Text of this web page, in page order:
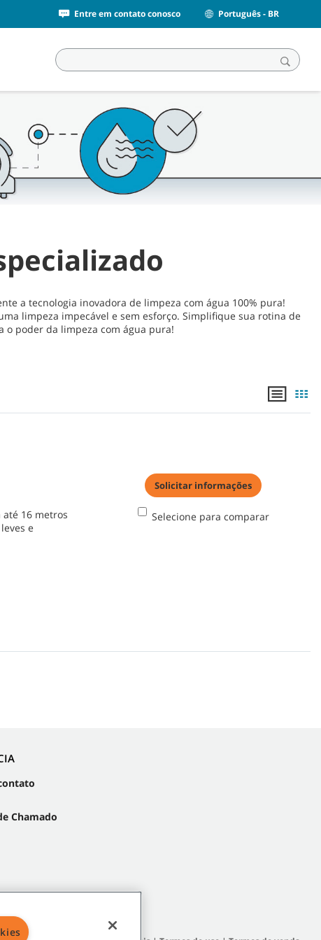
Entre em contato conosco Português - BR
a tecnologia inovadora de limpeza com água 100% pura!
limpeza impecável e sem esforço. Simplifique sua rotina de
o poder da limpeza com água pura!
16 metros
e
Solicitar informações
Selecione para comparar
Chamado